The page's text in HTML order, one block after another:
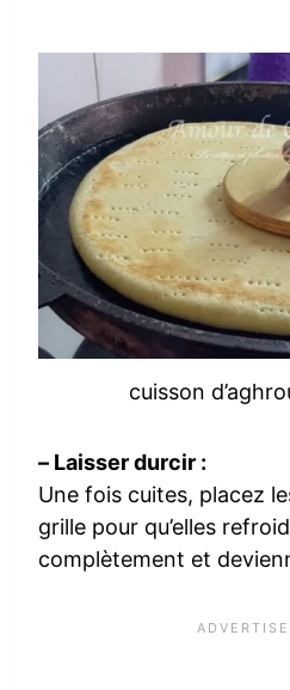
cuisson
– Laisser durcir :
Une fois cuites, placez
grille pour qu’elles
complètement et